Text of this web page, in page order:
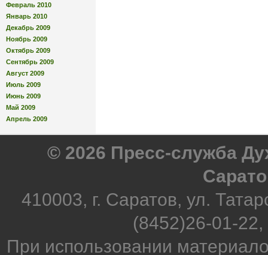
Февраль 2010
Январь 2010
Декабрь 2009
Ноябрь 2009
Октябрь 2009
Сентябрь 2009
Август 2009
Июль 2009
Июнь 2009
Май 2009
Апрель 2009
© 2026 Пресс-служба
410003, г. Саратов, ул.
(8452)26-01-
При использовании